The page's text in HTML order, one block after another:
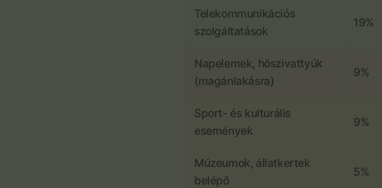
Telekommunikációs
szolgáltatások
19%
Napelemek, hőszivattyúk
(magánlakásra)
9%
Sport- és kulturális
események
9%
Múzeumok, állatkertek
belépő
5%